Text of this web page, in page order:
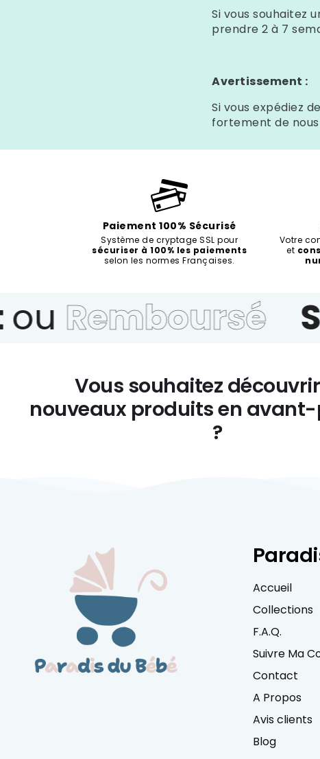
Si vous souhaitez
prendre 2 à 7
Avertissement :
Si vous expédiez
fortement de
Paiement 100% Sécurisé
Système de cryptage SSL pour
sécuriser à 100% les paiements
selon les normes Françaises.
Votre
et
Remboursé
Vous souhaitez
nouveaux produits en
?
Accueil
Collections
F.A.Q.
Suivre Ma
Contact
A Propos
Avis clients
Blog